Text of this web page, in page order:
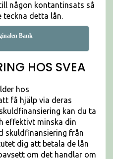
någon kontantinsats så
teckna detta lån.
Bank
HOS SVEA
hos
få hjälp via deras
kan du ta
effektivt minska din
skuldfinansiering från
dig att betala de lån
om det handlar om